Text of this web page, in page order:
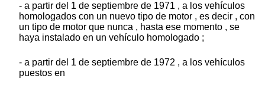
- a partir del 1 de septiembre de 1971 , a los vehículos
homologados con un nuevo tipo de motor , es decir , con
un tipo de motor que nunca , hasta ese momento , se
haya instalado en un vehículo homologado ;
- a partir del 1 de septiembre de 1972 , a los vehículos
puestos en